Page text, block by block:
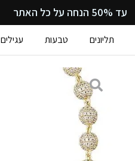
עד 50% הנחה על כל האתר
תליונים טבעות עגילים